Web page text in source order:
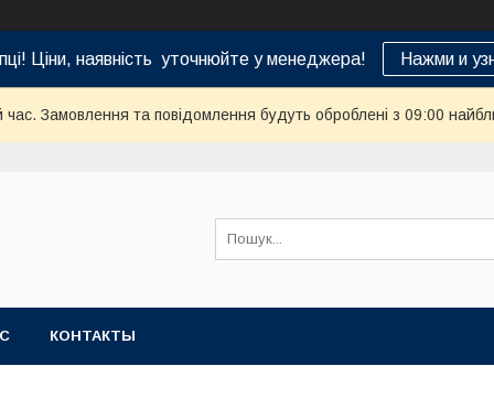
Ціни, наявність уточнюйте у менеджера! Нажми и
час. Замовлення та повідомлення будуть оброблені з 09:00
КОНТАКТЫ